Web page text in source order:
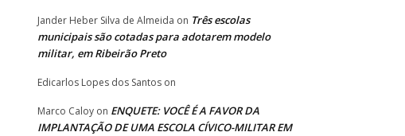
Jander Heber Silva de Almeida on Três escolas
municipais são cotadas para adotarem modelo
militar, em Ribeirão Preto
Edicarlos Lopes dos Santos on
Marco Caloy on ENQUETE: VOCÊ É A FAVOR DA
IMPLANTAÇÃO DE UMA ESCOLA CÍVICO-MILITAR EM